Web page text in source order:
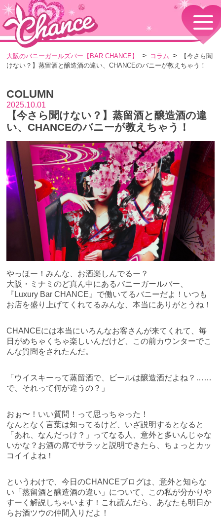
HOME
TOPページ
コンセプト
GIRLS
MENU
メニュー・料金
イベント情報
SHOP
店舗情報・よくある質問
VISITORS TO JAPAN
外国人観光客向け
RECRUIT
採用情報
大阪のバニーガールズバー【BAR CHANCE】 コラム
【今さら聞
けない？】蒸留酒と醸造酒の違い、CHANCEのバニーが教えちゃう！
COLUMN
2025.10.01
【今さら聞けない？】蒸留酒と醸造酒の違
い、CHANCEのバニーが教えちゃう！
やっほー！みんな、お酒楽しんでるー？
大阪・ミナミのど真ん中にあるバニーガールバー、
『Luxury Bar CHANCE』で働いてるバニーだよ！いつも
お店を盛り上げてくれてるみんな、本当にありがとうね！
CHANCEには本当にいろんなお客さんが来てくれて、毎
日がめちゃくちゃ楽しいんだけど、この前カウンターでこ
んな質問をされたんだ。
「ウイスキーって蒸留酒で、ビールは醸造酒だよね？……
で、それって何が違うの？」
おぉ〜！いい質問！って思っちゃった！
なんとなく言葉は知ってるけど、いざ説明するとなると
「あれ、なんだっけ？」ってなる人、意外と多いんじゃな
いかな？お酒の席でサラッと説明できたら、ちょっとカッ
コイイよね！
というわけで、今日のCHANCEブログは、意外と知らな
い「蒸留酒と醸造酒の違い」について、この私が分かりや
すーく解説しちゃいます！これ読んだら、あなたも明日か
らお酒ツウの仲間入りだよ！